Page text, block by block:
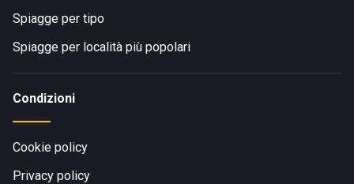
Spiagge per tipo
Spiagge per località più popolari
Condizioni
Cookie policy
Privacy policy